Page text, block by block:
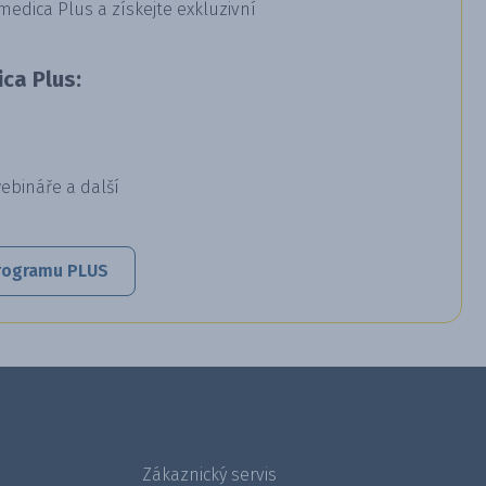
Plus a získejte exkluzivní
Plus:
a další
PLUS
Zákaznický servis